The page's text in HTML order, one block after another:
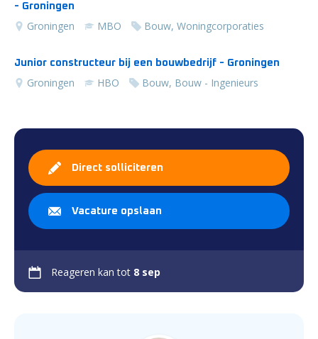
- Groningen
Groningen MBO Bouw, Woningcorporaties
Junior constructeur bij een bouwbedrijf - Groningen
Groningen HBO Bouw, Bouw - Ingenieurs
Direct solliciteren
Vacature opslaan
Reageren kan tot 8 sep